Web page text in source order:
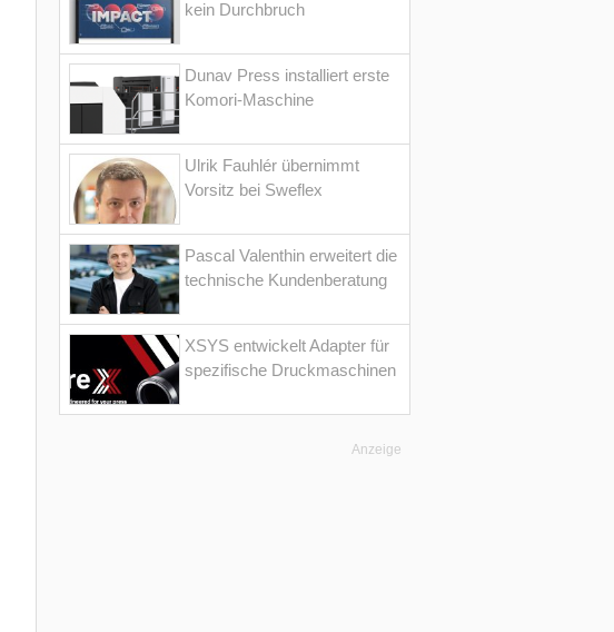
kein Durchbruch
Dunav Press installiert erste
Komori-Maschine
Ulrik Fauhlér übernimmt
Vorsitz bei Sweflex
Pascal Valenthin erweitert die
technische Kundenberatung
XSYS entwickelt Adapter für
spezifische Druckmaschinen
Anzeige